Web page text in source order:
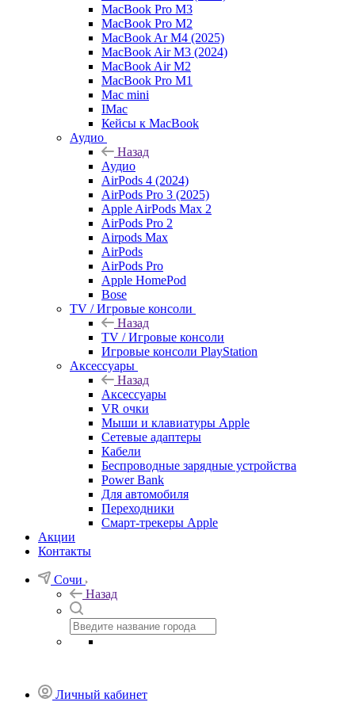
MacBook Pro M3
MacBook Pro M2
MacBook Ar M4 (2025)
MacBook Air M3 (2024)
MacBook Air M2
MacBook Pro M1
Mac mini
IMac
Кейсы к MacBook
Аудио
Назад
Аудио
AirPods 4 (2024)
AirPods Pro 3 (2025)
Apple AirPods Max 2
AirPods Pro 2
Airpods Max
AirPods
AirPods Pro
Apple HomePod
Bose
TV / Игровые консоли
Назад
TV / Игровые консоли
Игровые консоли PlayStation
Аксессуары
Назад
Аксессуары
VR очки
Мыши и клавиатуры Apple
Сетевые адаптеры
Кабели
Беспроводные зарядные устройства
Power Bank
Для автомобиля
Переходники
Смарт-трекеры Apple
Акции
Контакты
Сочи
Назад
Личный кабинет